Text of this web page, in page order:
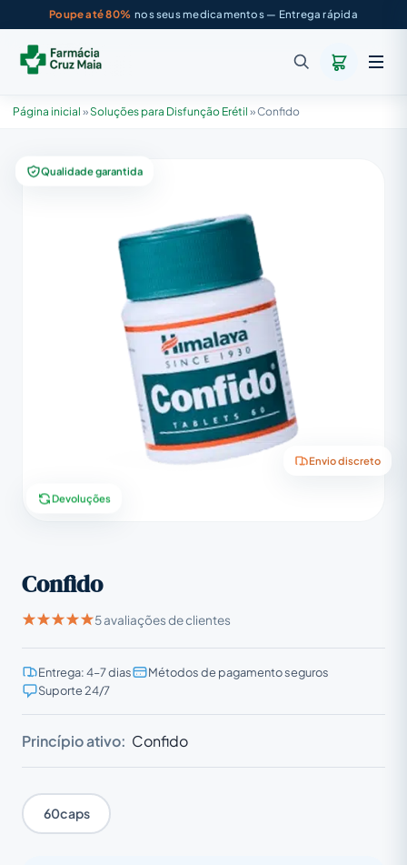
Poupe até 80% nos seus medicamentos — Entrega rápida
Página inicial »Soluções para Disfunção Erétil »Confido
Qualidade garantida
Envio discreto
Devoluções
Confido
5 avaliações de clientes
Entrega: 4–7 dias
Métodos de pagamento seguros
Suporte 24/7
Princípio ativo: Confido
60caps